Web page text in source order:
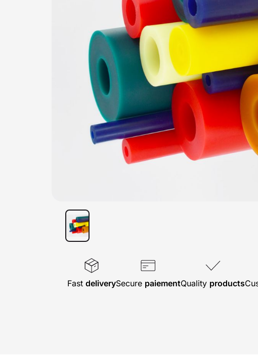
Fast deliverySecure paiementQuality products